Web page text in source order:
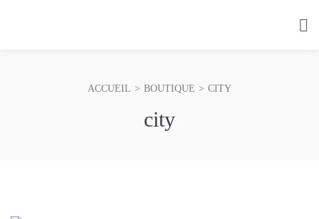
ACCUEIL > BOUTIQUE > CITY
city